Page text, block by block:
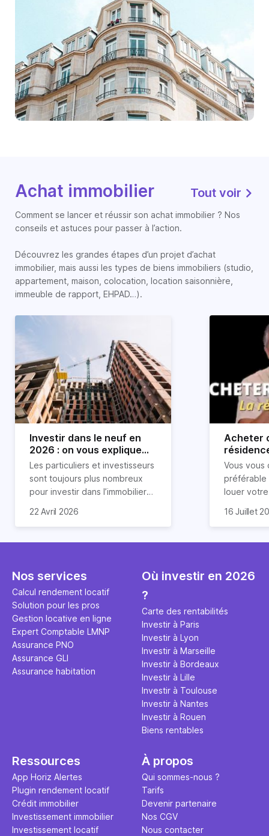
Achat immobilier Tout voir
Comment se lancer et réussir son achat immobilier ? Nos
conseils et astuces pour passer à l’action.
Découvrez les grandes étapes d’un projet d’achat
immobilier, mais aussi les types de biens immobiliers (studio,
appartement, maison, colocation, location saisonnière,
immeuble de rapport, EHPAD…).
Investir dans le neuf en
2026 : on vous explique
tout !
Les particuliers et investisseurs
sont toujours plus nombreux
pour investir dans l’immobilier
nombreux avantages à choisir
expliquons tout dans cet
22 Avril 2026
Acheter
règle
révélée
Vous vous
préférable
louer
expert en
règle
ce secret
l'argent
principale
études et
16 Juillet
Nos services
Calcul rendement locatif
Solution pour les pros
Gestion locative en ligne
Expert Comptable LMNP
Assurance PNO
Assurance GLI
Assurance habitation
Où investir en 2026
?
Carte des rentabilités
Investir à Paris
Investir à Lyon
Investir à Marseille
Investir à Bordeaux
Investir à Lille
Investir à Toulouse
Investir à Nantes
Investir à Rouen
Biens rentables
Ressources
App Horiz Alertes
Plugin rendement locatif
Crédit immobilier
Investissement immobilier
Investissement locatif
À propos
Qui sommes-nous ?
Tarifs
Devenir partenaire
Nos CGV
Nous contacter